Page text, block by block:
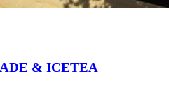
& ICETEA